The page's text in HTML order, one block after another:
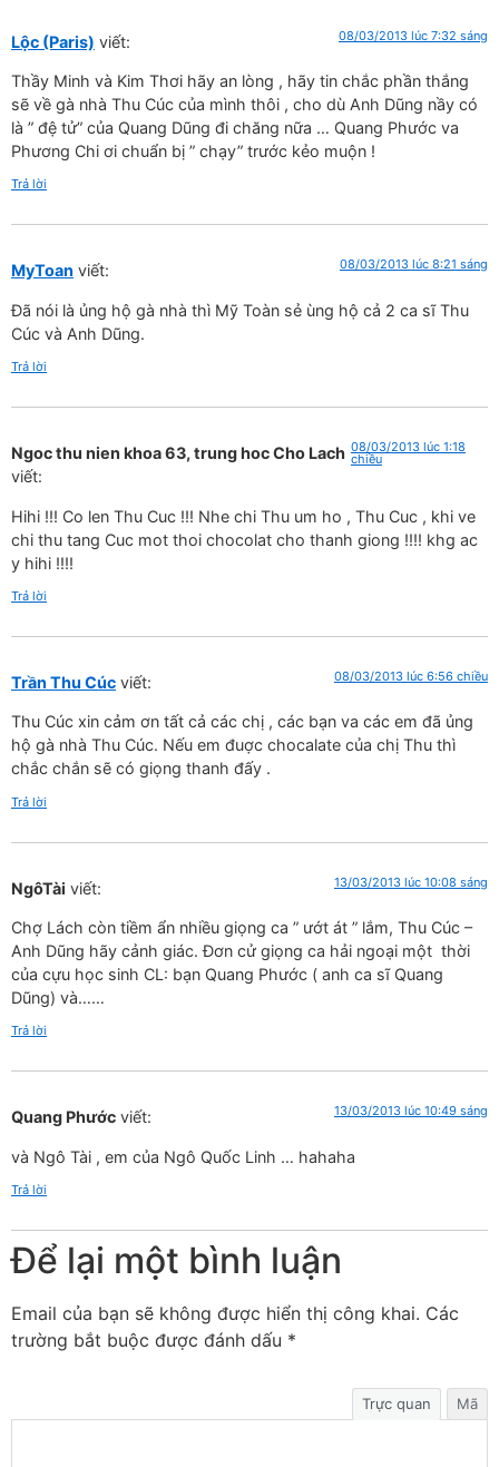
Lộc (Paris) viết: 08/03/2013 lúc 7:32 sáng
Thầy Minh và Kim Thơi hãy an lòng , hãy tin chắc phần thắng
sẽ về gà nhà Thu Cúc của mình thôi , cho dù Anh Dũng nầy có
là ” đệ tử” của Quang Dũng đi chăng nữa … Quang Phước va
Phương Chi ơi chuẩn bị ” chạy” trước kẻo muộn !
Trả lời
MyToan viết: 08/03/2013 lúc 8:21 sáng
Đã nói là ủng hộ gà nhà thì Mỹ Toàn sẻ ùng hộ cả 2 ca sĩ Thu
Cúc và Anh Dũng.
Trả lời
Ngoc thu nien khoa 63, trung hoc Cho Lach
viết:
08/03/2013 lúc 1:18
chiều
Hihi !!! Co len Thu Cuc !!! Nhe chi Thu um ho , Thu Cuc , khi ve
chi thu tang Cuc mot thoi chocolat cho thanh giong !!!! khg ac
y hihi !!!!
Trả lời
Trần Thu Cúc viết: 08/03/2013 lúc 6:56 chiều
Thu Cúc xin cảm ơn tất cả các chị , các bạn va các em đã ủng
hộ gà nhà Thu Cúc. Nếu em đuợc chocalate của chị Thu thì
chắc chắn sẽ có giọng thanh đấy .
Trả lời
NgôTài viết: 13/03/2013 lúc 10:08 sáng
Chợ Lách còn tiềm ẩn nhiều giọng ca ” ướt át ” lắm, Thu Cúc –
Anh Dũng hãy cảnh giác. Đơn cử giọng ca hải ngoại một thời
của cựu học sinh CL: bạn Quang Phước ( anh ca sĩ Quang
Dũng) và……
Trả lời
Quang Phước viết: 13/03/2013 lúc 10:49 sáng
và Ngô Tài , em của Ngô Quốc Linh … hahaha
Trả lời
Để lại một bình luận
Email của bạn sẽ không được hiển thị công khai. Các
trường bắt buộc được đánh dấu *
Trực quan Mã